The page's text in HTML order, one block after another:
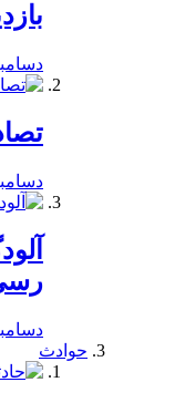
دسامبر 24,
دسامبر 24,
دسامبر 24,
حوادث